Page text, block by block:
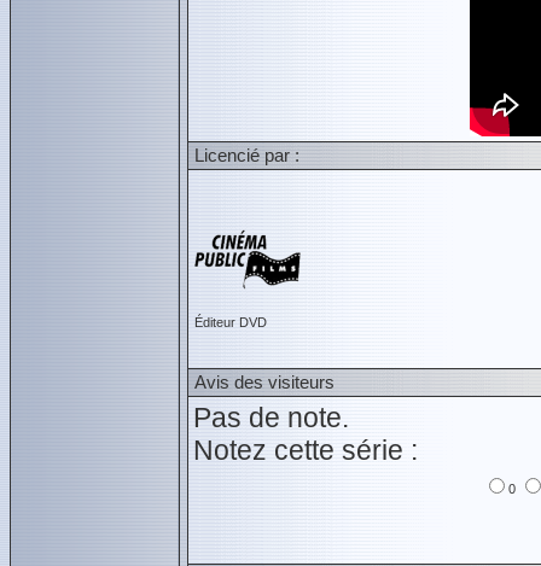
Licencié par :
Éditeur DVD
Avis des visiteurs
Pas de note.
Notez cette série :
0